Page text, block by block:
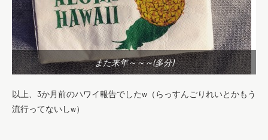
また来年～～～(多分)
以上、3か月前のハワイ報告でしたw（らっすんごりれいとかもう
流行ってないしw）